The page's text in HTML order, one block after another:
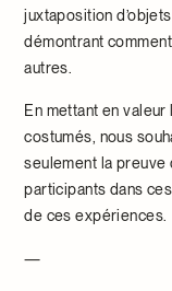
juxtaposition
démontrant
autres.
En mettant en
costumés, nous
seulement la preuve
participants dans
de ces expériences.
—